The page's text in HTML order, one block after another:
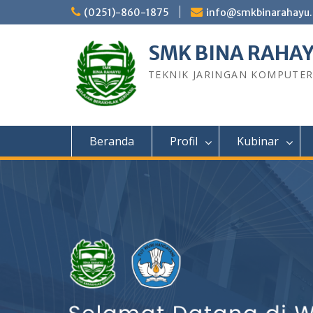
to
(0251)-860-1875
SMK BINA
TEKNIK JARINGAN
Beranda Profil Kubinar